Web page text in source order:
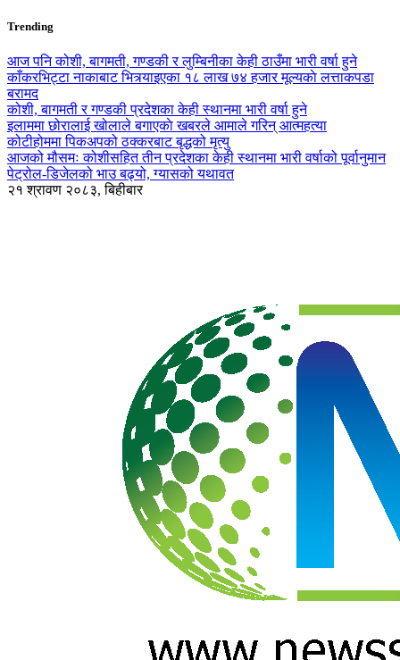
Trending
आज पनि कोशी, बागमती, गण्डकी र लुम्बिनीका केही ठाउँमा भारी वर्षा हुने
काँकरभिट्टा नाकाबाट भित्र्याइएका १८ लाख ७४ हजार मूल्यकाे लत्ताकपडा
बरामद
कोशी, बागमती र गण्डकी प्रदेशका केही स्थानमा भारी वर्षा हुने
इलाममा छोरालाई खोलाले बगाएकाे खबरले आमाले गरिन् आत्महत्या
कोटीहोममा पिकअपको ठक्करबाट बृद्धको मृत्यु
आजको मौसमः कोशीसहित तीन प्रदेशका केही स्थानमा भारी वर्षाको पूर्वानुमान
पेट्रोल-डिजेलको भाउ बढ्यो, ग्यासको यथावत
२१ श्रावण २०८३, बिहीबार